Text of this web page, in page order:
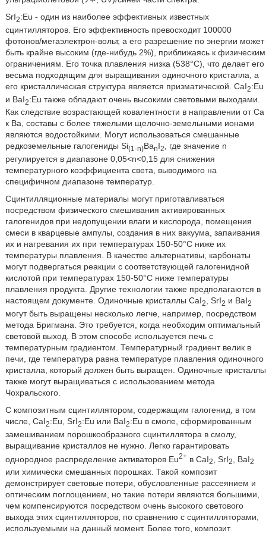
SrI2:Eu - один из наиболее эффективных известных
сцинтилляторов. Его эффективность превосходит 100000
фотонов/мегаэлектрон-вольт, а его разрешение по энергии может
быть крайне высоким (где-нибудь 2%), приближаясь к физическим
ограничениям. Его точка плавления низка (538°C), что делает его
весьма подходящим для выращивания одиночного кристалла, а
его кристаллическая структура является призматической. CaI2:Eu
и BaI2:Eu также обладают очень высокими световыми выходами.
Как следствие возрастающей ковалентности в направлении от Ca
к Ba, составы с более тяжелыми щелочно-земельными ионами
являются водостойкими. Могут использоваться смешанные
редкоземельные галогениды Si(1-n)BanI2, где значение n
регулируется в диапазоне 0,05<n<0,15 для снижения
температурного коэффициента света, выводимого на
специфичном диапазоне температур.
Сцинтилляционные материалы могут приготавливаться
посредством физического смешивания активированных
галогенидов при недопущении влаги и кислорода, помещения
смеси в кварцевые ампулы, создания в них вакуума, запаивания
их и нагревания их при температурах 150-50°C ниже их
температуры плавления. В качестве альтернативы, карбонаты
могут подвергаться реакции с соответствующей галогенидной
кислотой при температурах 150-50°C ниже температуры
плавления продукта. Другие технологии также предполагаются в
настоящем документе. Одиночные кристаллы CaI2 , SrI2 и BaI2
могут быть выращены несколько легче, например, посредством
метода Бригмана. Это требуется, когда необходим оптимальный
световой выход. В этом способе используется печь с
температурным градиентом. Температурный градиент велик в
печи, где температура равна температуре плавления одиночного
кристалла, который должен быть выращен. Одиночные кристаллы
также могут выращиваться с использованием метода
Чохральского.
С композитным сцинтиллятором, содержащим галогенид, в том
числе, CaI2:Eu, SrI2:Eu или BaI2:Eu в смоле, сформированным
замешиванием порошкообразного сцинтиллятора в смолу,
выращивание кристаллов не нужно. Легко гарантировать
однородное распределение активаторов Eu2+в CaI2 , SrI2 , BaI2
или химически смешанных порошках. Такой композит
демонстрирует световые потери, обусловленные рассеянием и
оптическим поглощением, но такие потери являются большими,
чем компенсируются посредством очень высокого светового
выхода этих сцинтилляторов, по сравнению с сцинтилляторами,
используемыми на данный момент. Более того, композит